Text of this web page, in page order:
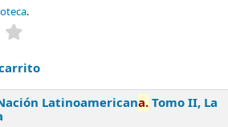
.
Latinoamericana.Tomo II, La